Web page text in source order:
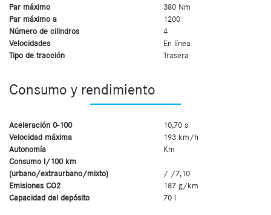
Par máximo
380 Nm
Par máximo a
1200
Número de cilindros
4
Velocidades
En línea
Tipo de tracción
Trasera
Consumo y rendimiento
Aceleración 0-100
10,70 s
Velocidad máxima
193 km/h
Autonomía
Km
Consumo l/100 km
(urbano/extraurbano/mixto)
/ /7,10
Emisiones CO2
187 g/km
Capacidad del depósito
70 l